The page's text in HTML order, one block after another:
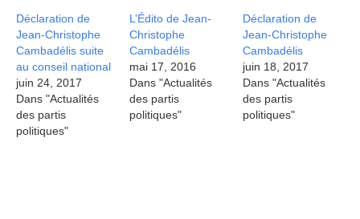
Déclaration de
Jean-Christophe
Cambadélis suite
au conseil national
juin 24, 2017
Dans "Actualités
des partis
politiques"
L’Édito de Jean-
Christophe
Cambadélis
mai 17, 2016
Dans "Actualités
des partis
politiques"
Déclaration de
Jean-Christophe
Cambadélis
juin 18, 2017
Dans "Actualités
des partis
politiques"